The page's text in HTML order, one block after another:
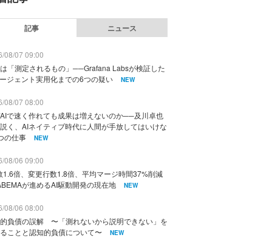
記事 ニュース
08/07 09:00
「測定されるもの」──Grafana Labsが検証した
ジェント実用化までの6つの疑い
NEW
08/07 08:00
で速く作れても成果は増えないのか──及川卓也
く、AIネイティブ時代に人間が手放してはいけな
の仕事
NEW
08/06 09:00
1.6倍、変更行数1.8倍、平均マージ時間37%削減
が進めるAI駆動開発の現在地
NEW
08/06 08:00
負債の誤解 〜「測れないから説明できない」を
ことと認知的負債について〜
NEW